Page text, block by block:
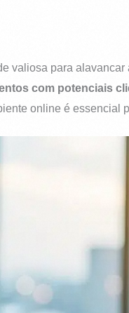
valiosa para alavancar
com potenciais
online é essencial